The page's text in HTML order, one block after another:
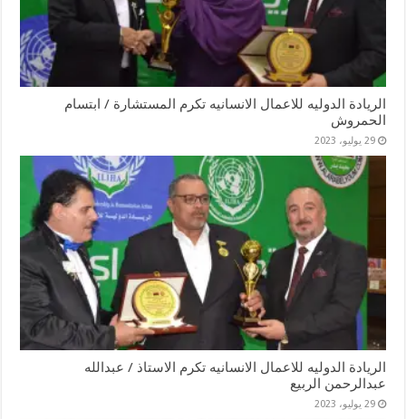
الريادة الدوليه للاعمال الانسانيه تكرم المستشارة / ابتسام
الحمروش
29 يوليو، 2023
الريادة الدوليه للاعمال الانسانيه تكرم الاستاذ / عبدالله
عبدالرحمن الربيع
29 يوليو، 2023